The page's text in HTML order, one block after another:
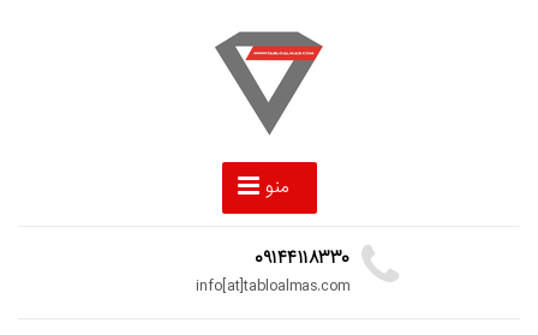
منو
۰۹۱۴۴۱۱۸۳۳۰
info[at]tabloalmas.com